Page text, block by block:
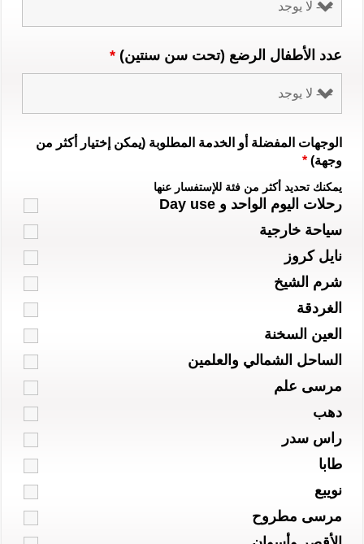
عدد الأطفال الرضع (تحت سن سنتين)*
الوجهات المفضلة أو الخدمة المطلوبة (يمكن إختيار أكثر من
وجهة)*
رحلات اليوم الواحد و Day use
سياحة خارجية
نايل كروز
شرم الشيخ
الغردقة
العين السخنة
الساحل الشمالي والعلمين
مرسى علم
دهب
راس سدر
طابا
نويبع
مرسى مطروح
يمكنك تحديد أكثر من فئة للإستفسار عنها